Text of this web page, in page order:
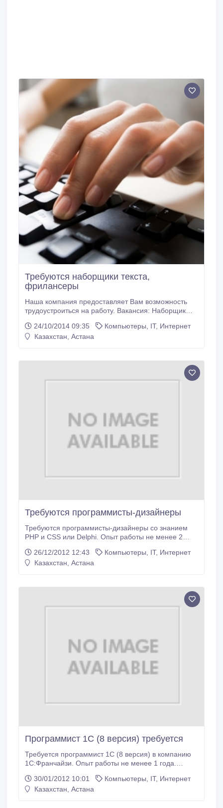
Требуются наборщики текста,
фрилансеры
Наша компания предоставляет Вам возможность
трудоустроиться на работу. Вакансия: Наборщик
имеет Требования: Грамотность, ответственность,
начальные знания Microsoft Word. Для работы:
24/10/2014 09:35
Компьютеры, IT, Интернет
Казахстан, Астана
Требуются программисты-дизайнеры
Требуются программисты-дизайнеры со знанием
PHP и CSS или Delphi. Опыт работы не менее 2
26/12/2012 12:43
Компьютеры, IT, Интернет
Казахстан, Астана
Программист 1С (8 версия) требуется
Требуется программист 1С (8 версия) в компанию
1С:Франчайзи. Опыт работы не менее 1 года.
высокая — размер по результатам собеседования.
10 февраля — последний день приема резюме.
30/01/2012 10:01
Компьютеры, IT, Интернет
Казахстан, Астана